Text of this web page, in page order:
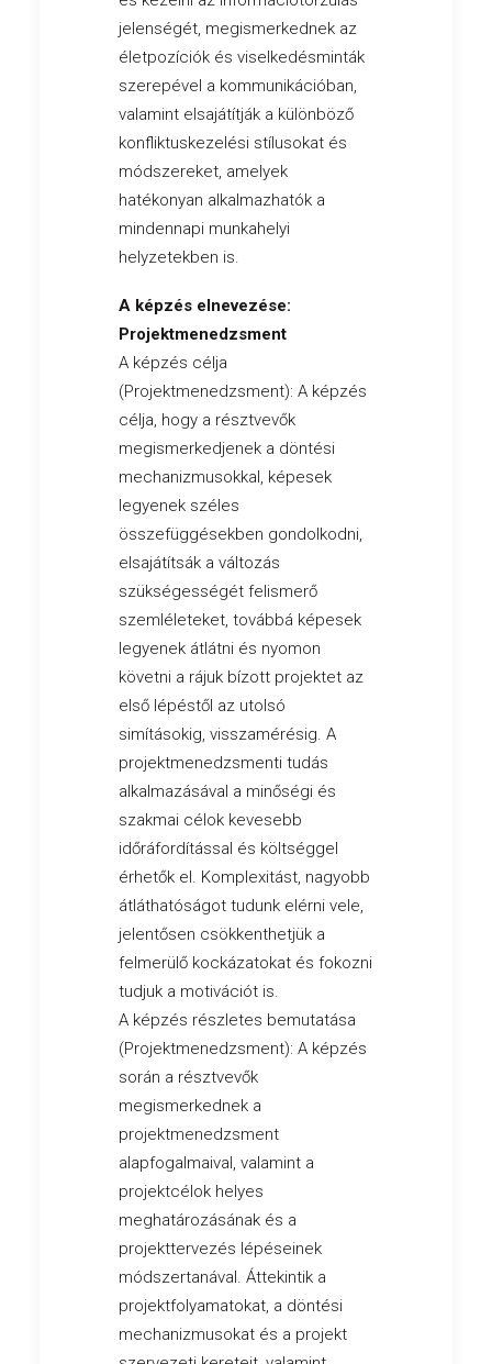
jelenségét, megismerkednek az
életpozíciók és viselkedésminták
szerepével a kommunikációban,
valamint elsajátítják a különböző
konfliktuskezelési stílusokat és
módszereket, amelyek
hatékonyan alkalmazhatók a
mindennapi munkahelyi
helyzetekben is.
A képzés elnevezése:
Projektmenedzsment
A képzés célja
(Projektmenedzsment): A képzés
célja, hogy a résztvevők
megismerkedjenek a döntési
mechanizmusokkal, képesek
legyenek széles
összefüggésekben gondolkodni,
elsajátítsák a változás
szükségességét felismerő
szemléleteket, továbbá képesek
legyenek átlátni és nyomon
követni a rájuk bízott projektet az
első lépéstől az utolsó
simításokig, visszamérésig. A
projektmenedzsmenti tudás
alkalmazásával a minőségi és
szakmai célok kevesebb
időráfordítással és költséggel
érhetők el. Komplexitást, nagyobb
átláthatóságot tudunk elérni vele,
jelentősen csökkenthetjük a
felmerülő kockázatokat és fokozni
tudjuk a motivációt is.
A képzés részletes bemutatása
(Projektmenedzsment): A képzés
során a résztvevők
megismerkednek a
projektmenedzsment
alapfogalmaival, valamint a
projektcélok helyes
meghatározásának és a
projekttervezés lépéseinek
módszertanával. Áttekintik a
projektfolyamatokat, a döntési
mechanizmusokat és a projekt